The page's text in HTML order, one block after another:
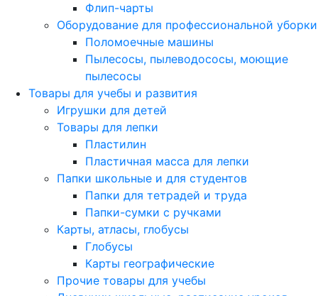
Флип-чарты
Оборудование для профессиональной уборки
Поломоечные машины
Пылесосы, пылеводососы, моющие
пылесосы
Товары для учебы и развития
Игрушки для детей
Товары для лепки
Пластилин
Пластичная масса для лепки
Папки школьные и для студентов
Папки для тетрадей и труда
Папки-сумки с ручками
Карты, атласы, глобусы
Глобусы
Карты географические
Прочие товары для учебы